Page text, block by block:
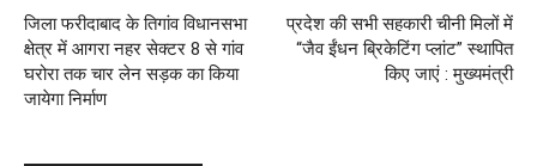
जिला फरीदाबाद के तिगांव विधानसभा
क्षेत्र में आगरा नहर सेक्टर 8 से गांव
घरोरा तक चार लेन सड़क का किया
जायेगा निर्माण
प्रदेश की सभी सहकारी चीनी मिलों में
“जैव ईंधन ब्रिकेटिंग प्लांट” स्थापित
किए जाएं : मुख्यमंत्री